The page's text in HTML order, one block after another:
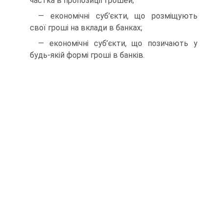
— економічні суб’єкти, що розміщують
свої гроші на вклади в банках;
— економічні суб’єкти, що позичають у
будь-якій формі гроші в банків.